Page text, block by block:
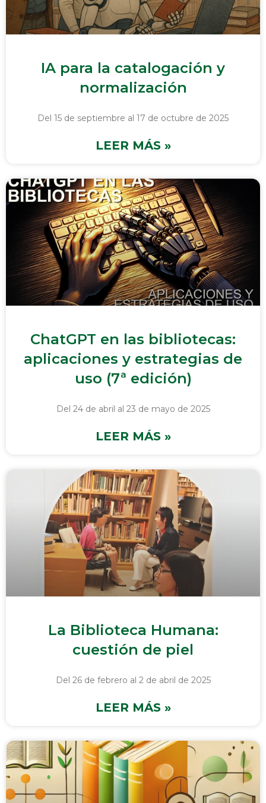
IA para la catalogación y
normalización
Del 15 de septiembre al 17 de octubre de 2025
LEER MÁS »
ChatGPT en las bibliotecas:
aplicaciones y estrategias de
uso (7ª edición)
Del 24 de abril al 23 de mayo de 2025
LEER MÁS »
La Biblioteca Humana:
cuestión de piel
Del 26 de febrero al 2 de abril de 2025
LEER MÁS »